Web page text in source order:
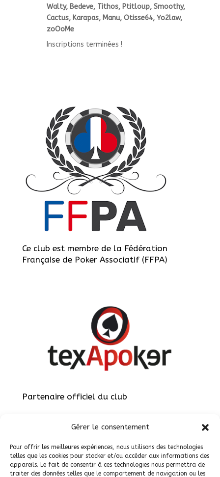
Gérer le consentement
Pour offrir les meilleures expériences, nous utilisons des technologies
telles que les cookies pour stocker et/ou accéder aux informations des
appareils. Le fait de consentir à ces technologies nous permettra de
traiter des données telles que le comportement de navigation ou les
Walty, Bedeve, Tithos, Ptitloup, Smoothy,
Cactus, Karapas, Manu, Otisse64, Yo2law,
zoOoMe
Inscriptions terminées !
Ce club est membre de la Fédération
Française de Poker Associatif (FFPA)
Partenaire officiel du club
Site réalisé parViteEtBien.net